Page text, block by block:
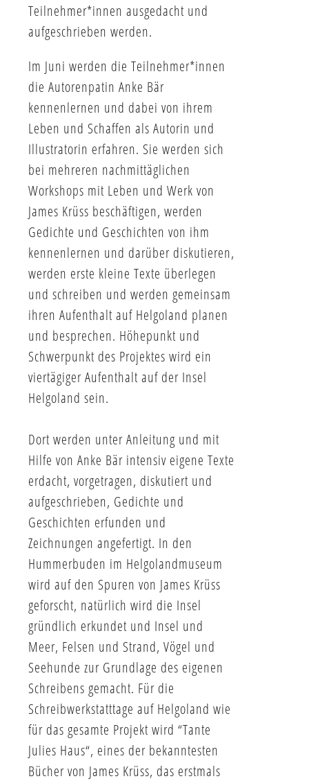
Teilnehmer*innen ausgedacht und
aufgeschrieben werden.
Im Juni werden die Teilnehmer*innen
die Autorenpatin Anke Bär
kennenlernen und dabei von ihrem
Leben und Schaffen als Autorin und
Illustratorin erfahren. Sie werden sich
bei mehreren nachmittäglichen
Workshops mit Leben und Werk von
James Krüss beschäftigen, werden
Gedichte und Geschichten von ihm
kennenlernen und darüber diskutieren,
werden erste kleine Texte überlegen
und schreiben und werden gemeinsam
ihren Aufenthalt auf Helgoland planen
und besprechen. Höhepunkt und
Schwerpunkt des Projektes wird ein
viertägiger Aufenthalt auf der Insel
Helgoland sein.
Dort werden unter Anleitung und mit
Hilfe von Anke Bär intensiv eigene Texte
erdacht, vorgetragen, diskutiert und
aufgeschrieben, Gedichte und
Geschichten erfunden und
Zeichnungen angefertigt. In den
Hummerbuden im Helgolandmuseum
wird auf den Spuren von James Krüss
geforscht, natürlich wird die Insel
gründlich erkundet und Insel und
Meer, Felsen und Strand, Vögel und
Seehunde zur Grundlage des eigenen
Schreibens gemacht. Für die
Schreibwerkstatttage auf Helgoland wie
für das gesamte Projekt wird “Tante
Julies Haus“, eines der bekanntesten
Bücher von James Krüss, das erstmals